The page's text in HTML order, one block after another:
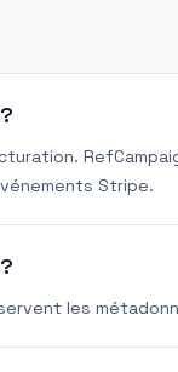
Stripe.
les